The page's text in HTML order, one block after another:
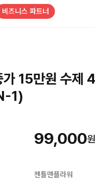
비즈니스 파트너
가 15만원 수제
1)
99,000원
젠틀맨플라워